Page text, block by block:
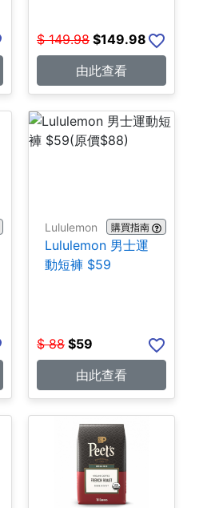
$ 149.98 $149.98
由此查看
Lululemon 購買指南
Lululemon 男士運
動短褲 $59
$ 88 $59
由此查看